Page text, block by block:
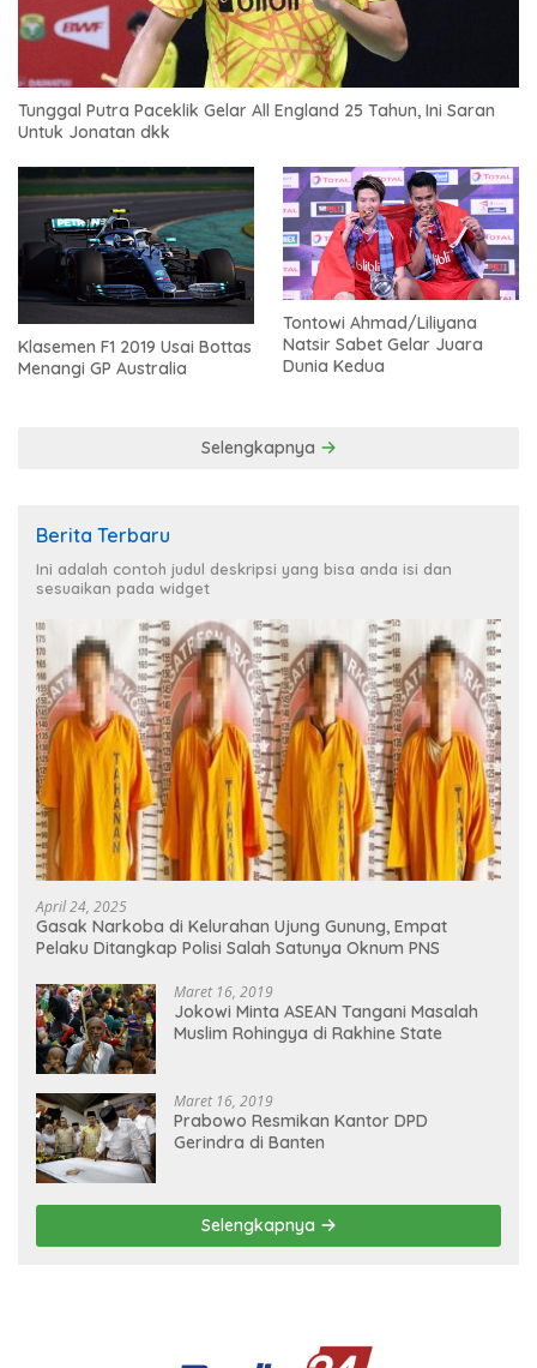
Tunggal Putra Paceklik Gelar All England 25 Tahun, Ini Saran
Untuk Jonatan dkk
Klasemen F1 2019 Usai Bottas
Menangi GP Australia
Tontowi Ahmad/Liliyana
Natsir Sabet Gelar Juara
Dunia Kedua
Selengkapnya
Berita Terbaru
Ini adalah contoh judul deskripsi yang bisa anda isi dan
sesuaikan pada widget
April 24, 2025
Gasak Narkoba di Kelurahan Ujung Gunung, Empat
Pelaku Ditangkap Polisi Salah Satunya Oknum PNS
Maret 16, 2019
Jokowi Minta ASEAN Tangani Masalah
Muslim Rohingya di Rakhine State
Maret 16, 2019
Prabowo Resmikan Kantor DPD
Gerindra di Banten
Selengkapnya